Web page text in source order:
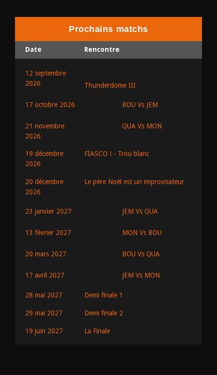
Prochains matchs
Date Rencontre
12 septembre
2026
Thunderdome III
17 octobre 2026 BOU Vs JEM
21 novembre
2026
QUA Vs MON
19 décembre
2026
FIASCO ! - Trou blanc
20 décembre
2026
Le père Noël est un improvisateur
23 janvier 2027 JEM Vs QUA
13 février 2027 MON Vs BOU
20 mars 2027 BOU Vs QUA
17 avril 2027 JEM Vs MON
28 mai 2027 Demi finale 1
29 mai 2027 Demi finale 2
19 juin 2027 La Finale